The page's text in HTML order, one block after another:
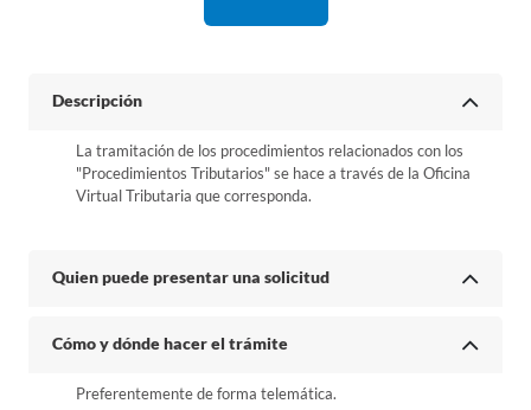
Descripción
La tramitación de los procedimientos relacionados con los
"Procedimientos Tributarios" se hace a través de la Oficina
Virtual Tributaria que corresponda.
Quien puede presentar una solicitud
Cómo y dónde hacer el trámite
Preferentemente de forma telemática.